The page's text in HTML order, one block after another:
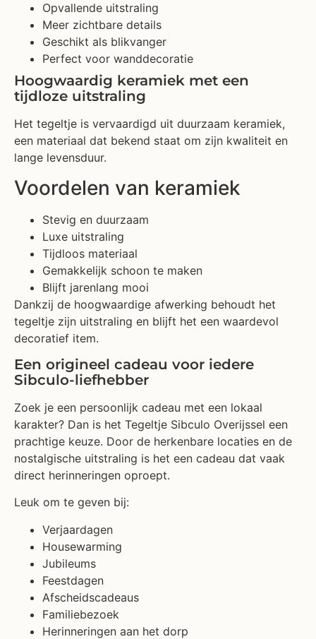
Opvallende uitstraling
Meer zichtbare details
Geschikt als blikvanger
Perfect voor wanddecoratie
Hoogwaardig keramiek met een
tijdloze uitstraling
Het tegeltje is vervaardigd uit duurzaam keramiek,
een materiaal dat bekend staat om zijn kwaliteit en
lange levensduur.
Voordelen van keramiek
Stevig en duurzaam
Luxe uitstraling
Tijdloos materiaal
Gemakkelijk schoon te maken
Blijft jarenlang mooi
Dankzij de hoogwaardige afwerking behoudt het
tegeltje zijn uitstraling en blijft het een waardevol
decoratief item.
Een origineel cadeau voor iedere
Sibculo-liefhebber
Zoek je een persoonlijk cadeau met een lokaal
karakter? Dan is het Tegeltje Sibculo Overijssel een
prachtige keuze. Door de herkenbare locaties en de
nostalgische uitstraling is het een cadeau dat vaak
direct herinneringen oproept.
Leuk om te geven bij:
Verjaardagen
Housewarming
Jubileums
Feestdagen
Afscheidscadeaus
Familiebezoek
Herinneringen aan het dorp